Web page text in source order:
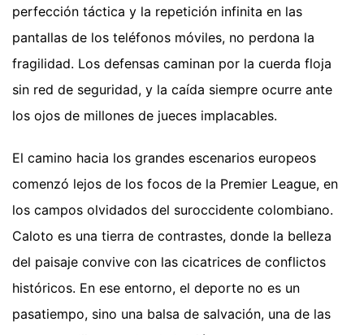
perfección táctica y la repetición infinita en las
pantallas de los teléfonos móviles, no perdona la
fragilidad. Los defensas caminan por la cuerda floja
sin red de seguridad, y la caída siempre ocurre ante
los ojos de millones de jueces implacables.
El camino hacia los grandes escenarios europeos
comenzó lejos de los focos de la Premier League, en
los campos olvidados del suroccidente colombiano.
Caloto es una tierra de contrastes, donde la belleza
del paisaje convive con las cicatrices de conflictos
históricos. En ese entorno, el deporte no es un
pasatiempo, sino una balsa de salvación, una de las